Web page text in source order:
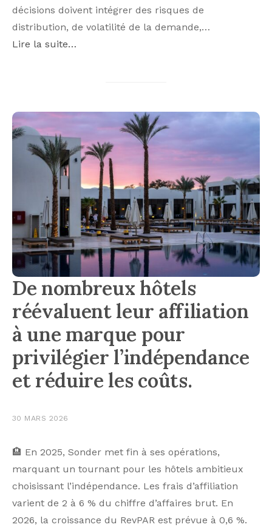
décisions doivent intégrer des risques de
distribution, de volatilité de la demande,…
Lire la suite…
De nombreux hôtels
réévaluent leur affiliation
à une marque pour
privilégier l’indépendance
et réduire les coûts.
30 MARS 2026
🏨 En 2025, Sonder met fin à ses opérations,
marquant un tournant pour les hôtels ambitieux
choisissant l’indépendance. Les frais d’affiliation
varient de 2 à 6 % du chiffre d’affaires brut. En
2026, la croissance du RevPAR est prévue à 0,6 %.